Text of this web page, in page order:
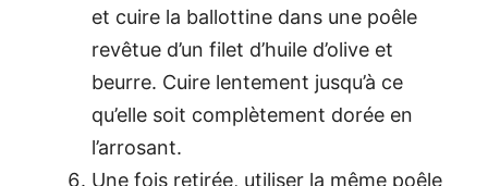
et cuire la ballottine dans une poêle
revêtue d’un filet d’huile d’olive et
beurre. Cuire lentement jusqu’à ce
qu’elle soit complètement dorée en
l’arrosant.
Une fois retirée, utiliser la même poêle